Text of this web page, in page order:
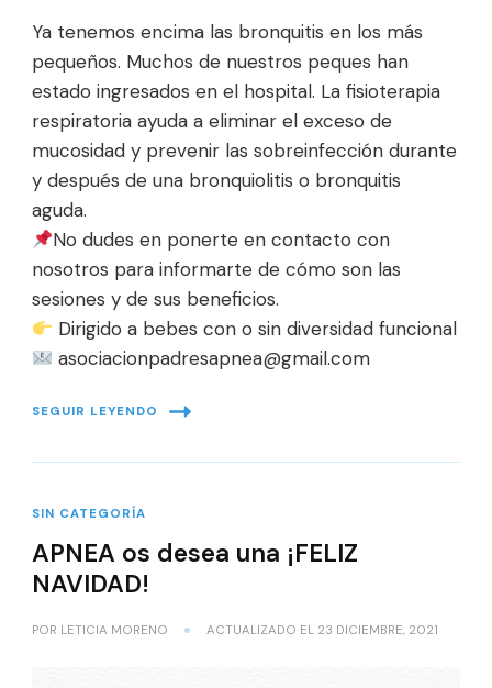
Ya tenemos encima las bronquitis en los más
pequeños. Muchos de nuestros peques han
estado ingresados en el hospital. La fisioterapia
respiratoria ayuda a eliminar el exceso de
mucosidad y prevenir las sobreinfección durante
y después de una bronquiolitis o bronquitis
aguda.
No dudes en ponerte en contacto con
nosotros para informarte de cómo son las
sesiones y de sus beneficios.
Dirigido a bebes con o sin diversidad funcional
asociacionpadresapnea@gmail.com
SEGUIR LEYENDO
SIN CATEGORÍA
APNEA os desea una ¡FELIZ
NAVIDAD!
POR LETICIA MORENO ACTUALIZADO EL 23 DICIEMBRE, 2021